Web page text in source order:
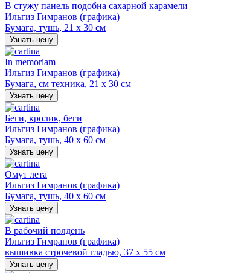
В стужу панель подобна сахарной карамели
Ильгиз Гимранов (графика)
Бумага, тушь, 21 х 30 см
Узнать цену
In memoriam
Ильгиз Гимранов (графика)
Бумага, см техника, 21 х 30 см
Узнать цену
Беги, кролик, беги
Ильгиз Гимранов (графика)
Бумага, тушь, 40 х 60 см
Узнать цену
Омут лета
Ильгиз Гимранов (графика)
Бумага, тушь, 40 х 60 см
Узнать цену
В рабочий полдень
Ильгиз Гимранов (графика)
вышивка строчевой гладью, 37 х 55 см
Узнать цену